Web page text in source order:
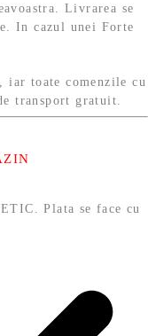
Livrarea se
In cazul unei Forte
iar toate comenzile cu
transport gratuit.
Plata se face cu